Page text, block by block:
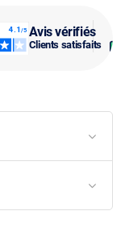
Avis vérifiés
Clients satisfaits